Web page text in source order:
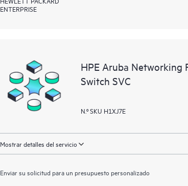
ENTERPRISE
HPE Aruba Networking
Switch SVC
N.º SKU H1XJ7E
Mostrar detalles del servicio
Enviar su solicitud para un presupuesto personalizado